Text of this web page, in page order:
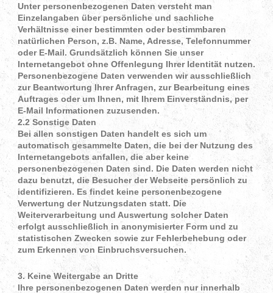
Unter personenbezogenen Daten versteht man
Einzelangaben über persönliche und sachliche
Verhältnisse einer bestimmten oder bestimmbaren
natürlichen Person, z.B. Name, Adresse, Telefonnummer
oder E-Mail. Grundsätzlich können Sie unser
Internetangebot ohne Offenlegung Ihrer Identität nutzen.
Personenbezogene Daten verwenden wir ausschließlich
zur Beantwortung Ihrer Anfragen, zur Bearbeitung eines
Auftrages oder um Ihnen, mit Ihrem Einverständnis, per
E-Mail Informationen zuzusenden.
2.2 Sonstige Daten
Bei allen sonstigen Daten handelt es sich um
automatisch gesammelte Daten, die bei der Nutzung des
Internetangebots anfallen, die aber keine
personenbezogenen Daten sind. Die Daten werden nicht
dazu benutzt, die Besucher der Webseite persönlich zu
identifizieren. Es findet keine personenbezogene
Verwertung der Nutzungsdaten statt. Die
Weiterverarbeitung und Auswertung solcher Daten
erfolgt ausschließlich in anonymisierter Form und zu
statistischen Zwecken sowie zur Fehlerbehebung oder
zum Erkennen von Einbruchsversuchen.
3. Keine Weitergabe an Dritte
Ihre personenbezogenen Daten werden nur innerhalb